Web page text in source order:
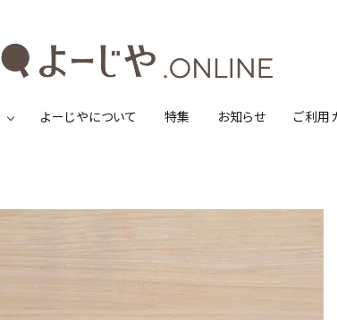
よーじやについて 特集 お知らせ ご利用